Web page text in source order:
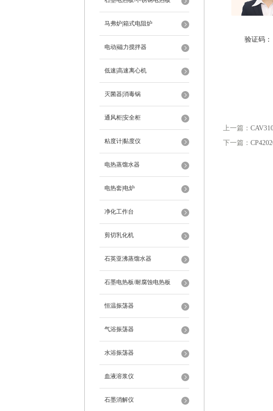
马弗炉|箱式电阻炉
电动|磁力搅拌器
低速|高速离心机
灭菌器|消毒锅
通风柜|安全柜
粘度计|黏度仪
电热蒸馏水器
电热套|电炉
净化工作台
剪切乳化机
石英亚沸蒸馏水器
石墨电热板/耐腐蚀电热板
恒温振荡器
气浴振荡器
水浴振荡器
血液溶浆仪
石墨消解仪
验证码：
上一篇：
下一篇：